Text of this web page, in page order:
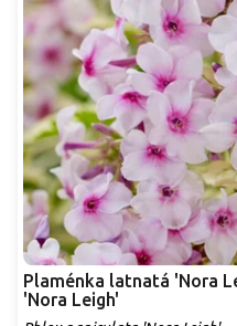
Plaménka latnatá 'Nora
'Nora Leigh'